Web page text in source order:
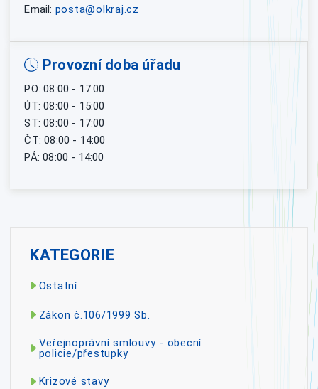
Email: posta@olkraj.cz
Provozní doba úřadu
PO: 08:00 - 17:00
ÚT: 08:00 - 15:00
ST: 08:00 - 17:00
ČT: 08:00 - 14:00
PÁ: 08:00 - 14:00
KATEGORIE
Ostatní
Zákon č.106/1999 Sb.
Veřejnoprávní smlouvy - obecní
policie/přestupky
Krizové stavy